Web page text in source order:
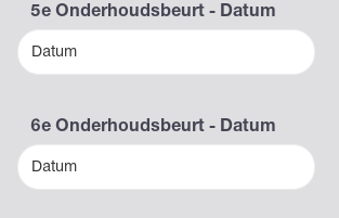
5e Onderhoudsbeurt - Datum
Datum
6e Onderhoudsbeurt - Datum
Datum